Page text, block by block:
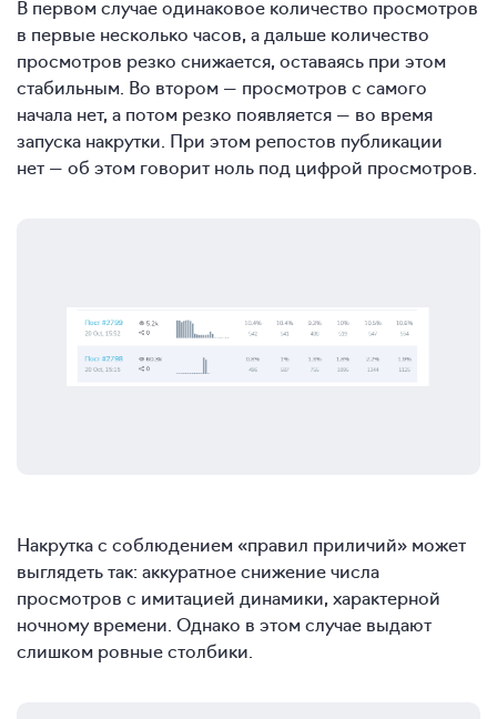
В первом случае одинаковое количество просмотров
в первые несколько часов, а дальше количество
просмотров резко снижается, оставаясь при этом
стабильным. Во втором — просмотров с самого
начала нет, а потом резко появляется — во время
запуска накрутки. При этом репостов публикации
нет — об этом говорит ноль под цифрой просмотров.
Накрутка с соблюдением «правил приличий» может
выглядеть так: аккуратное снижение числа
просмотров с имитацией динамики, характерной
ночному времени. Однако в этом случае выдают
слишком ровные столбики.